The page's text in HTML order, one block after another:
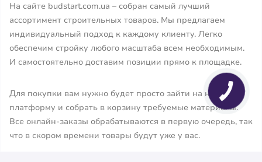
На сайте budstart.com.ua – собран самый лучший
ассортимент строительных товаров. Мы предлагаем
индивидуальный подход к каждому клиенту. Легко
обеспечим стройку любого масштаба всем необходимым.
И самостоятельно доставим позиции прямо к площадке.
Для покупки вам нужно будет просто зайти на нашу
платформу и собрать в корзину требуемые материалы.
Все онлайн-заказы обрабатываются в первую очередь, так
что в скором времени товары будут уже у вас.